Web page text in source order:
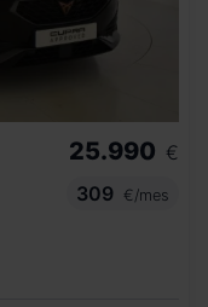
25.990 €
309
€/mes